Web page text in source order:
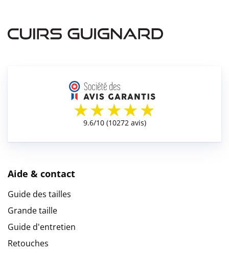
Aide & contact
Guide des tailles
Grande taille
Guide d'entretien
Retouches